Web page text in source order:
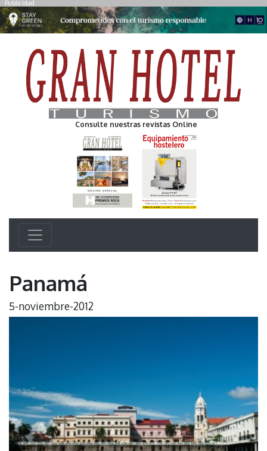
Publicidad
Consulte nuestras revistas Online
Panamá
5-noviembre-2012